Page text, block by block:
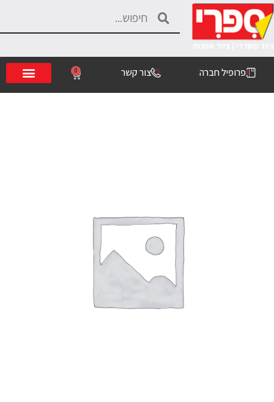
פרופיל חברה צור קשר 0